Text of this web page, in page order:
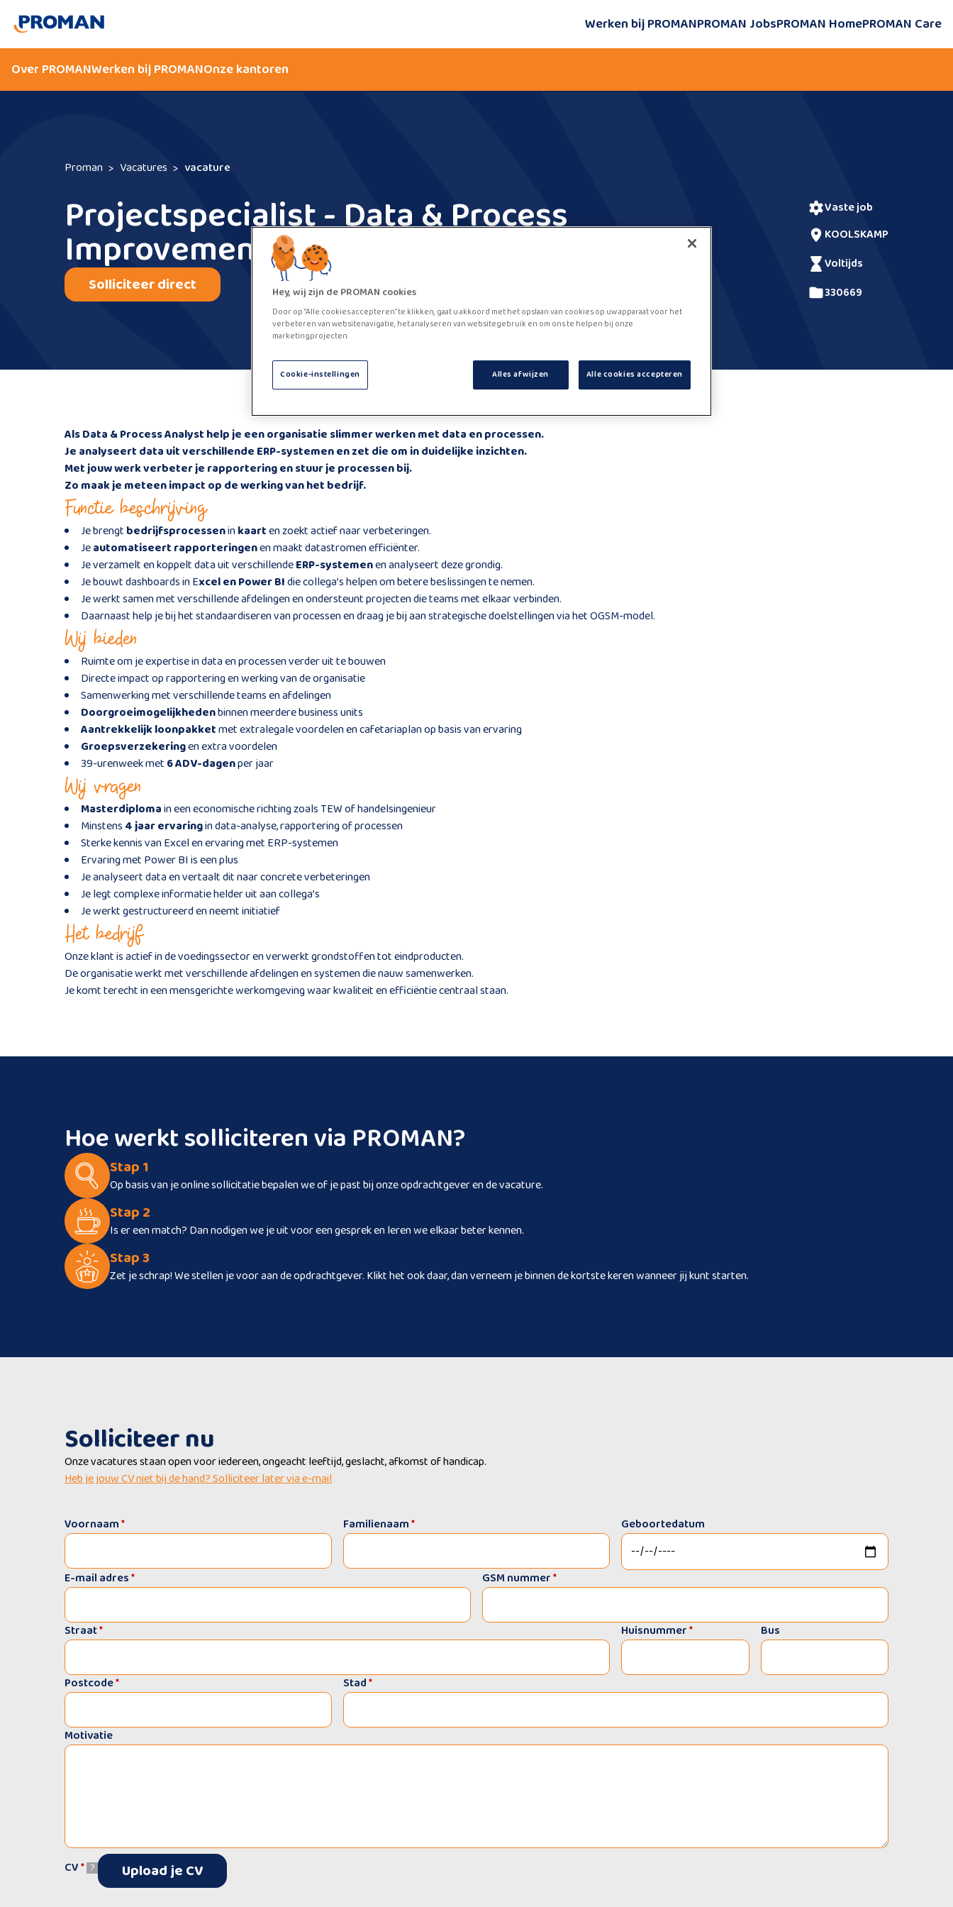
Werken bij PROMANPROMAN JobsPROMAN HomePROMAN Care
Over PROMANWerken bij PROMANOnze kantoren
Proman Vacatures vacature
Projectspecialist - Data & Process
Improvement
Solliciteer direct
vaste job
KOOLSKAMP
voltijds
330669
Als Data & Process Analyst help je een organisatie slimmer werken met data en processen.
Je analyseert data uit verschillende ERP-systemen en zet die om in duidelijke inzichten.
Met jouw werk verbeter je rapportering en stuur je processen bij.
Zo maak je meteen impact op de werking van het bedrijf.
Functie beschrijving
Je brengt bedrijfsprocesseninkaarten zoekt actief naar verbeteringen.
Jeautomatiseert rapporteringenen maakt datastromen efficiënter.
Je verzamelt en koppelt data uit verschillendeERP-systemenen analyseert deze grondig.
Je bouwt dashboards in Excel en Power BIdie collega’s helpen om betere beslissingen te nemen.
Je werkt samen met verschillende afdelingen en ondersteunt projecten die teams met elkaar verbinden.
Daarnaast help je bij het standaardiseren van processen en draag je bij aan strategische doelstellingen via het OGSM-model.
Wij bieden
Ruimte om je expertise in data en processen verder uit te bouwen
Directe impact op rapportering en werking van de organisatie
Samenwerking met verschillende teams en afdelingen
Doorgroeimogelijkhedenbinnen meerdere business units
Aantrekkelijk loonpakketmet extralegale voordelen en cafetariaplan op basis van ervaring
Groepsverzekeringen extra voordelen
39-urenweek met 6 ADV-dagenper jaar
Wij vragen
Masterdiplomain een economische richting zoals TEW of handelsingenieur
Minstens 4 jaar ervaringin data-analyse, rapportering of processen
Sterke kennis van Excel en ervaring met ERP-systemen
Ervaring met Power BI is een plus
Je analyseert data en vertaalt dit naar concrete verbeteringen
Je legt complexe informatie helder uit aan collega’s
Je werkt gestructureerd en neemt initiatief
Het bedrijf
Onze klant is actief in de voedingssector en verwerkt grondstoffen tot eindproducten.
De organisatie werkt met verschillende afdelingen en systemen die nauw samenwerken.
Je komt terecht in een mensgerichte werkomgeving waar kwaliteit en efficiëntie centraal staan.
Hoe werkt solliciteren via PROMAN?
Stap 1
Op basis van je online sollicitatie bepalen we of je past bij onze opdrachtgever en de vacature.
Stap 2
Is er een match? Dan nodigen we je uit voor een gesprek en leren we elkaar beter kennen.
Stap 3
Zet je schrap! We stellen je voor aan de opdrachtgever. Klikt het ook daar, dan verneem je binnen de kortste keren wanneer jij kunt starten.
Solliciteer nu
Onze vacatures staan open voor iedereen, ongeacht leeftijd, geslacht, afkomst of handicap.
Heb je jouw CV niet bij de hand? Solliciteer later via e-mail
Voornaam* Familienaam* Geboortedatum
E-mail adres* GSM nummer*
Straat* Huisnummer* Bus
Postcode* Stad*
Motivatie
CV* ? Upload je CV
Hey, wij zijn de PROMAN cookies
Door op “Alle cookies accepteren” te klikken, gaat u akkoord met het opslaan van cookies op uw apparaat voor het
verbeteren van websitenavigatie, het analyseren van websitegebruik en om ons te helpen bij onze
marketingprojecten.
Cookie-instellingen Alles afwijzen Alle cookies accepteren